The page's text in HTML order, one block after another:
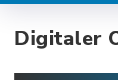
Digitaler